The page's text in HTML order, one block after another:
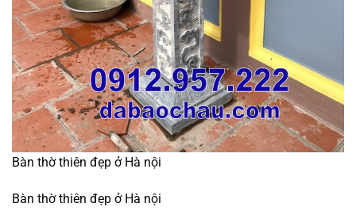
Bàn thờ thiên đẹp ở Hà nội
Bàn thờ thiên đẹp ở Hà nội